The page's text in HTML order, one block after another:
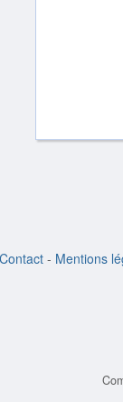
Contact - Mentions